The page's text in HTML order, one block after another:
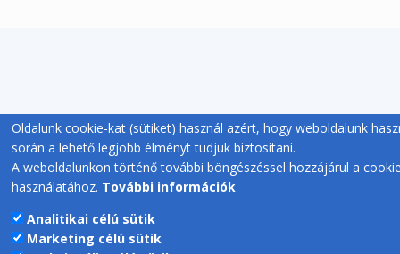
Oldalunk cookie-kat (sütiket) használ azért, hogy weboldalunk
során a lehető legjobb élményt tudjuk biztosítani.
A weboldalunkon történő további böngészéssel hozzájárul a
használatához. További információk
Analitikai célú sütik
Marketing célú sütik